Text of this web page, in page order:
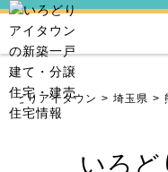
どりアイタウン 埼玉県
いろど